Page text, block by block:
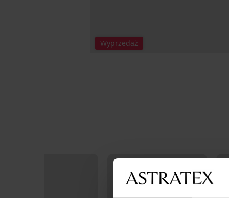
Wyprzedaż